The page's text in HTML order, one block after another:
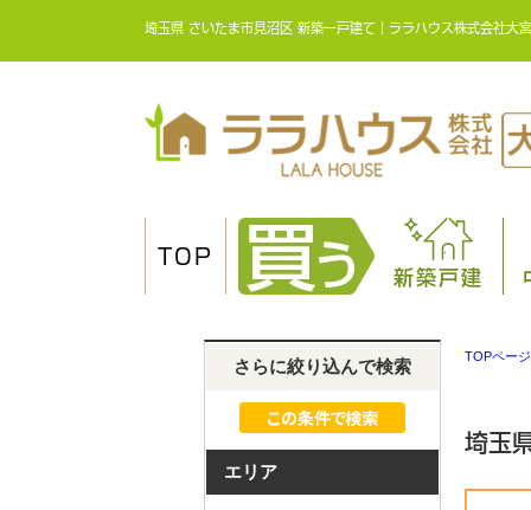
埼玉県 さいたま市見沼区 新築一戸建て｜ララハウス株式会社大
TOP
新築戸建
TOPページ
埼玉
さらに絞り込んで検索
エリア